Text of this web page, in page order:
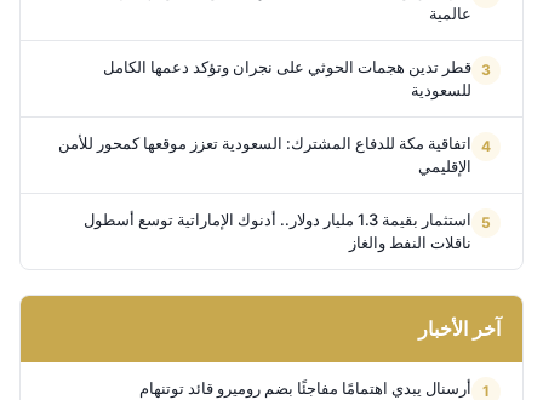
عالمية
قطر تدين هجمات الحوثي على نجران وتؤكد دعمها الكامل
للسعودية
اتفاقية مكة للدفاع المشترك: السعودية تعزز موقعها كمحور للأمن
الإقليمي
استثمار بقيمة 1.3 مليار دولار.. أدنوك الإماراتية توسع أسطول
ناقلات النفط والغاز
آخر الأخبار
أرسنال يبدي اهتمامًا مفاجئًا بضم روميرو قائد توتنهام